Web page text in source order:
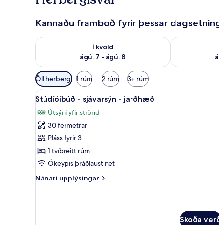
f
Kannaðu framboð fyrir þessar
Í kvöld
ágú. 7 - ágú. 8
Athuga framboð í kvöld ágú. 7 - ágú. 8Athuga
Síur
í
boði
herbergi
Öll herbergi 1 rúm 2 rúm 3+ rúm
Skoða
allar
myndir
fyrir
Stúdíóíbúð
-
sjávarsýn
jarðhæð
Stúdíóíbúð - sjávarsýn -
13
Stúdíóíbúð - sjávarsýn - jarðhæð
Útsýni yfir strönd
30 fermetrar
Pláss fyrir 3
1 tvíbreitt rúm
Ókeypis þráðlaust net
Nánari upplýsingar
Nánari
Skoða